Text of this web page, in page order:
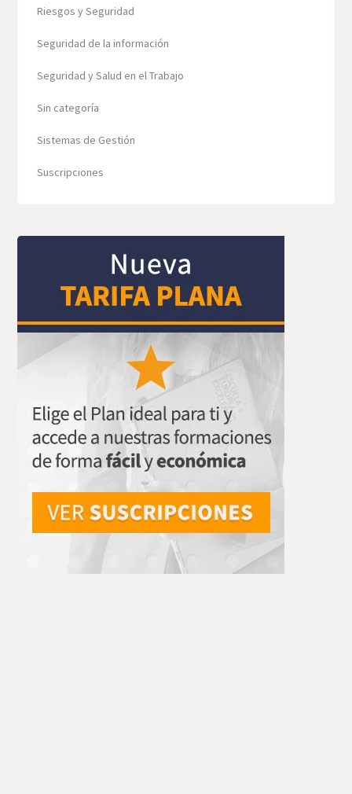
Riesgos y Seguridad
Seguridad de la información
Seguridad y Salud en el Trabajo
Sin categoría
Sistemas de Gestión
Suscripciones